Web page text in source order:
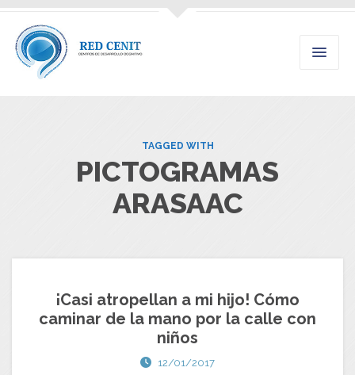
TAGGED WITH
PICTOGRAMAS
ARASAAC
¡Casi atropellan a mi hijo! Cómo
caminar de la mano por la calle con
niños
12/01/2017